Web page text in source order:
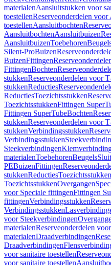
materialenAansluitstukken voor
toestellenReserveonderdelen
toestellenAansluitbochten
AansluitbochtenAansluitbuizen
AansluitbuizenToebehoren
Silent-ProBuizen
BuizenFittingen
FittingenBochten
stukkenReserveonderdelen voor
stukkenReducties
ReductiesToezichtsstukken
ToezichtsstukkenFittingen
Fittingen SuperTubeBochten
stukkenReserveonderdelen voor
stukkenVerbindingsstukken
Verbindingsstukken
Steekverbindingen
materialenToebehorenBeugels
PEBuizenFittingen
stukkenReductiesToezichtsstukken
ToezichtsstukkenOvergangen
voor Speciale fittingenFittingen
fittingenVerbindingsstukken
Verbindingsstukken
voor Steekverbindingen
materialenReserveonderdelen
materialenDraadverbindingen
Draadverbindingen
voor sanitaire toestellen
voor sanitaire toestellen